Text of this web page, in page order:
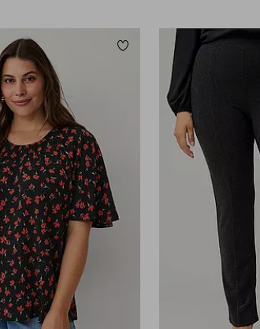
Toevoegen aan favorieten
XL 2XL